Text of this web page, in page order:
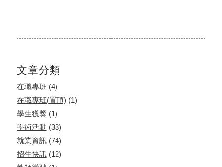
文章分類
在職專班 (4)
在職專班(置頂) (1)
學生獲獎 (1)
學術活動 (38)
就業資訊(74)
招生快訊(12)